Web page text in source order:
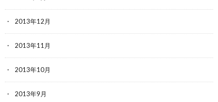
2013年12月
2013年11月
2013年10月
2013年9月